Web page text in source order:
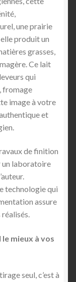
une prairie
produit un
grasses,
Ce lait
qui
fromage
image à votre
et
de finition
un laboratoire
technologie qui
assure
mieux à vos
seul, c’est à